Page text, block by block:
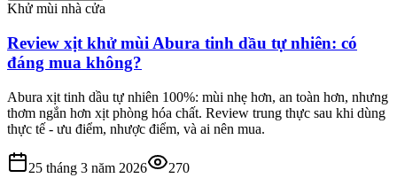
Khử mùi nhà cửa
Review xịt khử mùi Abura tinh dầu tự nhiên: có
đáng mua không?
Abura xịt tinh dầu tự nhiên 100%: mùi nhẹ hơn, an toàn hơn, nhưng
thơm ngắn hơn xịt phòng hóa chất. Review trung thực sau khi dùng
thực tế - ưu điểm, nhược điểm, và ai nên mua.
25 tháng 3 năm 2026 270